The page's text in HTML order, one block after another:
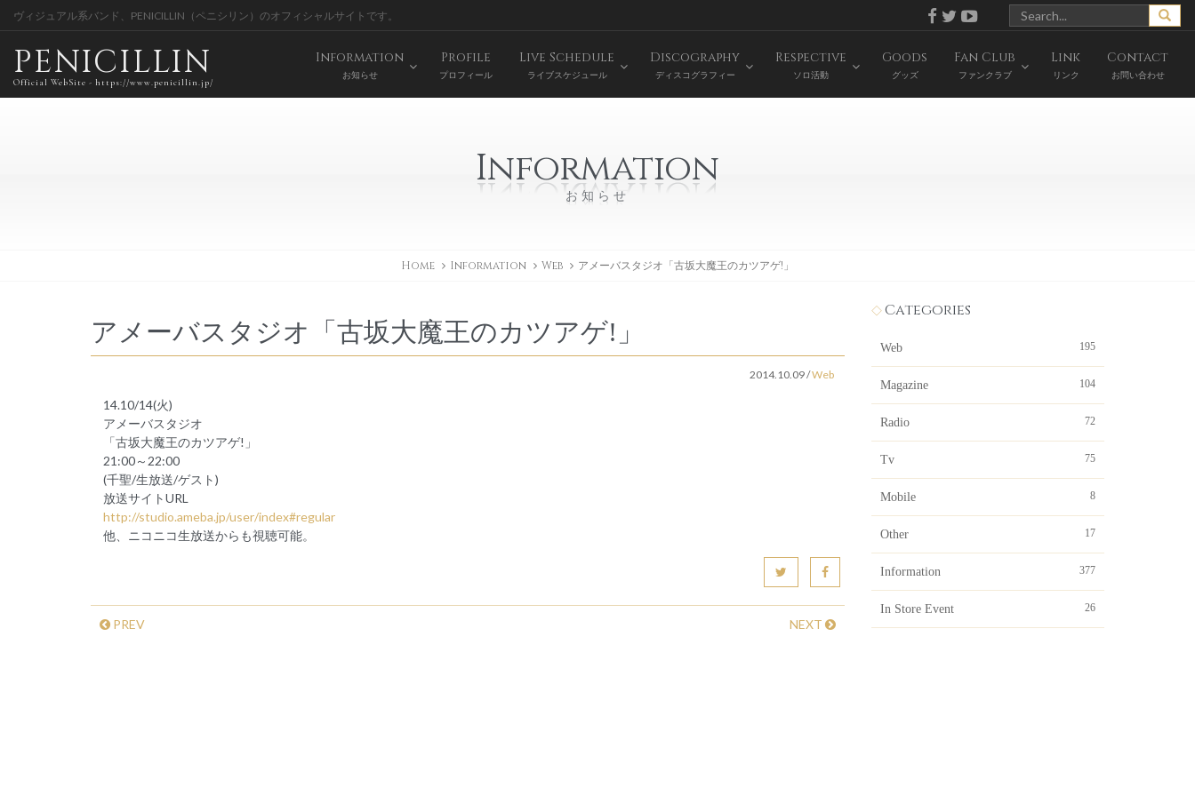
ヴィジュアル系バンド、PENICILLIN（ペニシリン）のオフィシャルサイトです。
PENICILLIN
Official WebSite - https://www.penicillin.jp/
Information
お知らせ
Profile
プロフィール
Live Schedule
ライブスケジュール
Discography
ディスコグラフィー
Respective
ソロ活動
Goods
グッズ
Fan Club
ファンクラブ
Link
リンク
Contact
お問い合わせ
Information
お知らせ
Home Information Web アメーバスタジオ「古坂大魔王のカツアゲ!」
アメーバスタジオ「古坂大魔王のカツアゲ!」
2014.10.09/Web
14.10/14(火)
アメーバスタジオ
「古坂大魔王のカツアゲ!」
21:00～22:00
(千聖/生放送/ゲスト)
放送サイトURL
http://studio.ameba.jp/user/index#regular
他、ニコニコ生放送からも視聴可能。
PREV NEXT
Categories
Web 195
Magazine 104
Radio 72
Tv 75
Mobile 8
Other 17
Information 377
In Store Event 26